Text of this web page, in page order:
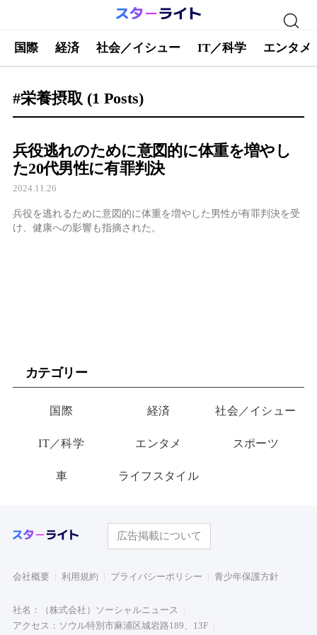
国際 経済 社会／イシュー IT／科学 エンタメ
#栄養摂取 (1 Posts)
兵役逃れのために意図的に体重を増やし
た20代男性に有罪判決
2024.11.26
兵役を逃れるために意図的に体重を増やした男性が有罪判決を受
け、健康への影響も指摘された。
カテゴリー
国際 経済 社会／イシュー
IT／科学 エンタメ スポーツ
車 ライフスタイル
広告掲載について
会社概要 利用規約 プライバシーポリシー 青少年保護方針
社名：（株式会社）ソーシャルニュース
アクセス：ソウル特別市麻浦区城岩路189、13F